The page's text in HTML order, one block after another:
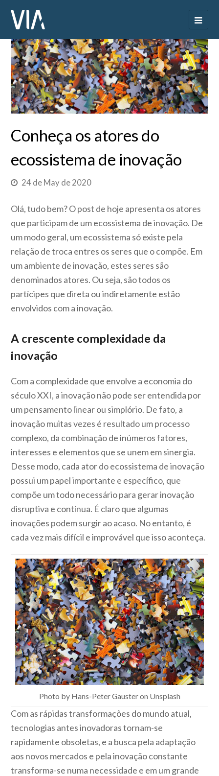
Conheça os atores do
ecossistema de inovação
24 de May de 2020
Olá, tudo bem? O post de hoje apresenta os atores
que participam de um ecossistema de inovação. De
um modo geral, um ecossistema só existe pela
relação de troca entres os seres que o compõe. Em
um ambiente de inovação, estes seres são
denominados atores. Ou seja, são todos os
partícipes que direta ou indiretamente estão
envolvidos com a inovação.
A crescente complexidade da
inovação
Com a complexidade que envolve a economia do
século XXI, a inovação não pode ser entendida por
um pensamento linear ou simplório. De fato, a
inovação muitas vezes é resultado um processo
complexo, da combinação de inúmeros fatores,
interesses e elementos que se unem em sinergia.
Desse modo, cada ator do ecossistema de inovação
possui um papel importante e específico, que
compõe um todo necessário para gerar inovação
disruptiva e contínua. É claro que algumas
inovações podem surgir ao acaso. No entanto, é
cada vez mais difícil e improvável que isso aconteça.
Photo by Hans-Peter Gauster on Unsplash
Com as rápidas transformações do mundo atual,
tecnologias antes inovadoras tornam-se
rapidamente obsoletas, e a busca pela adaptação
aos novos mercados e pela inovação constante
transforma-se numa necessidade e em um grande